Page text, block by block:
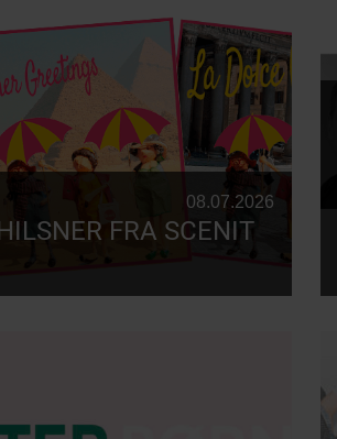
08.07.2026
FRA SCENIT